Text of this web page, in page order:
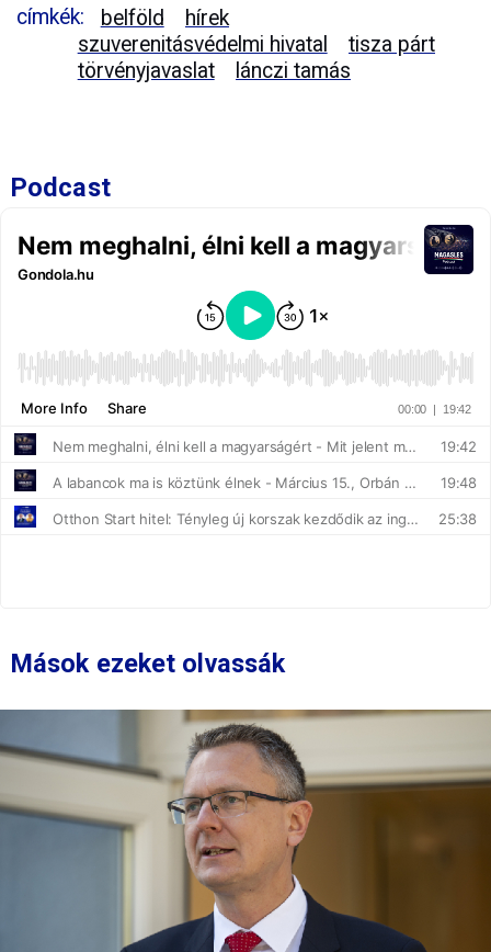
címkék: belföld
hírek
szuverenitásvédelmi hivatal
tisza párt
törvényjavaslat
lánczi tamás
Podcast
Mások ezeket olvassák